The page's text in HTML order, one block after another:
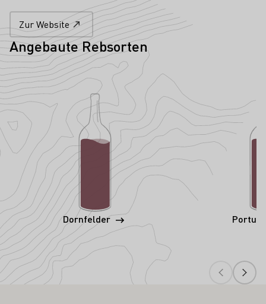
Zur Website
Angebaute Rebsorten
Dornfelder